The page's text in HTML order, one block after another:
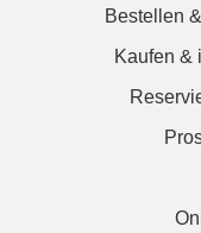
Bestellen
Kaufen &